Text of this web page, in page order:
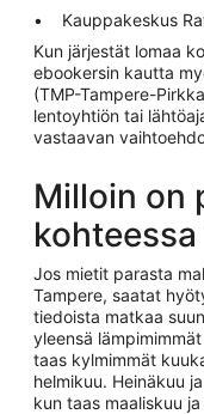
Kauppakeskus
Kun järjestät lomaa
ebookersin kautta
(TMP-Tampere-
lentoyhtiön tai
vastaavan
Milloin on
Jos mietit parasta
Tampere, saatat
tiedoista matkaa
yleensä
taas kylmimmät
helmikuu. Heinäkuu
kun taas maaliskuu